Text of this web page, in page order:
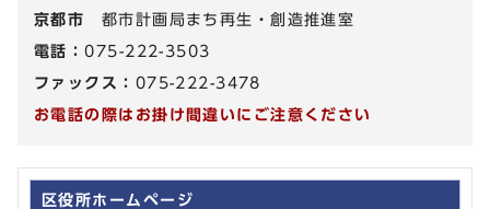
京都市 都市計画局まち再生・創造推進室
電話：075-222-3503
ファックス： 075-222-3478
お電話の際はお掛け間違いにご注意ください
区役所ホームページ